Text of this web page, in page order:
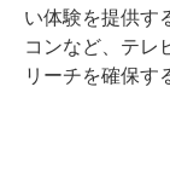
い体験を提供す
コンなど、テレ
リーチを確保す